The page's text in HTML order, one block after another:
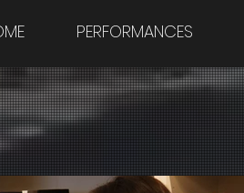
PERFORMANCES